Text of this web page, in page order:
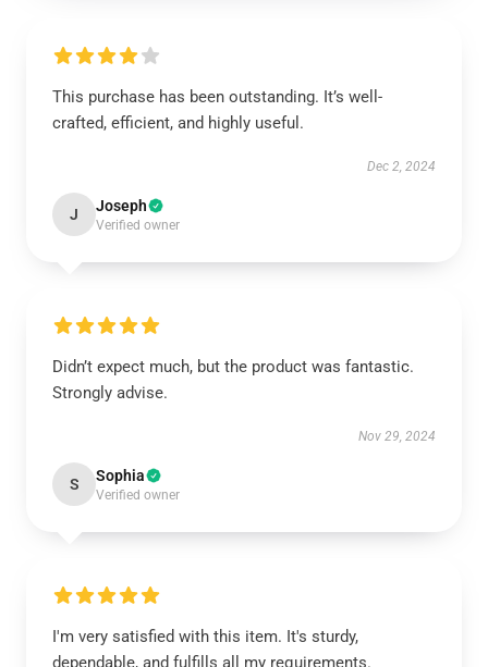
This purchase has been outstanding. It’s well-
crafted, efficient, and highly useful.
Dec 2, 2024
J Joseph
Verified owner
Didn’t expect much, but the product was fantastic.
Strongly advise.
Nov 29, 2024
S Sophia
Verified owner
I'm very satisfied with this item. It's sturdy,
dependable, and fulfills all my requirements.